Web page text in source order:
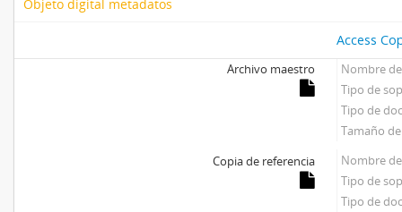
Objeto digital metadatos
Access
Archivo maestro
Nombre
Tipo de
Tipo de
Tamaño
Copia de referencia
Nombre
Tipo de
Tipo de